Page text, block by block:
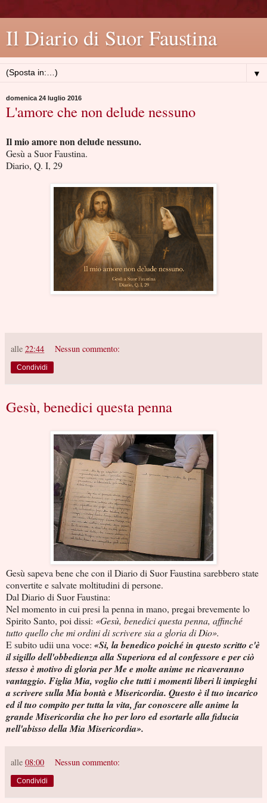
Il Diario di Suor Faustina
▼
domenica 24 luglio 2016
L'amore che non delude nessuno
Il mio amore non delude nessuno.
Gesù a Suor Faustina.
Diario, Q. I, 29
alle 22:44 Nessun commento:
Condividi
Gesù, benedici questa penna
Gesù sapeva bene che con il Diario di Suor Faustina sarebbero state
convertite e salvate moltitudini di persone.
Dal Diario di Suor Faustina:
Nel momento in cui presi la penna in mano, pregai brevemente lo
Spirito Santo, poi dissi: «Gesù, benedici questa penna, affinché
tutto quello che mi ordini di scrivere sia a gloria di Dio».
E subito udii una voce: «Si, la benedico poiché in questo scritto c'è
il sigillo dell'obbedienza alla Superiora ed al confessore e per ciò
stesso è motivo di gloria per Me e molte anime ne ricaveranno
vantaggio. Figlia Mia, voglio che tutti i momenti liberi li impieghi
a scrivere sulla Mia bontà e Misericordia. Questo è il tuo incarico
ed il tuo compito per tutta la vita, far conoscere alle anime la
grande Misericordia che ho per loro ed esortarle alla fiducia
nell'abisso della Mia Misericordia».
alle 08:00 Nessun commento:
Condividi